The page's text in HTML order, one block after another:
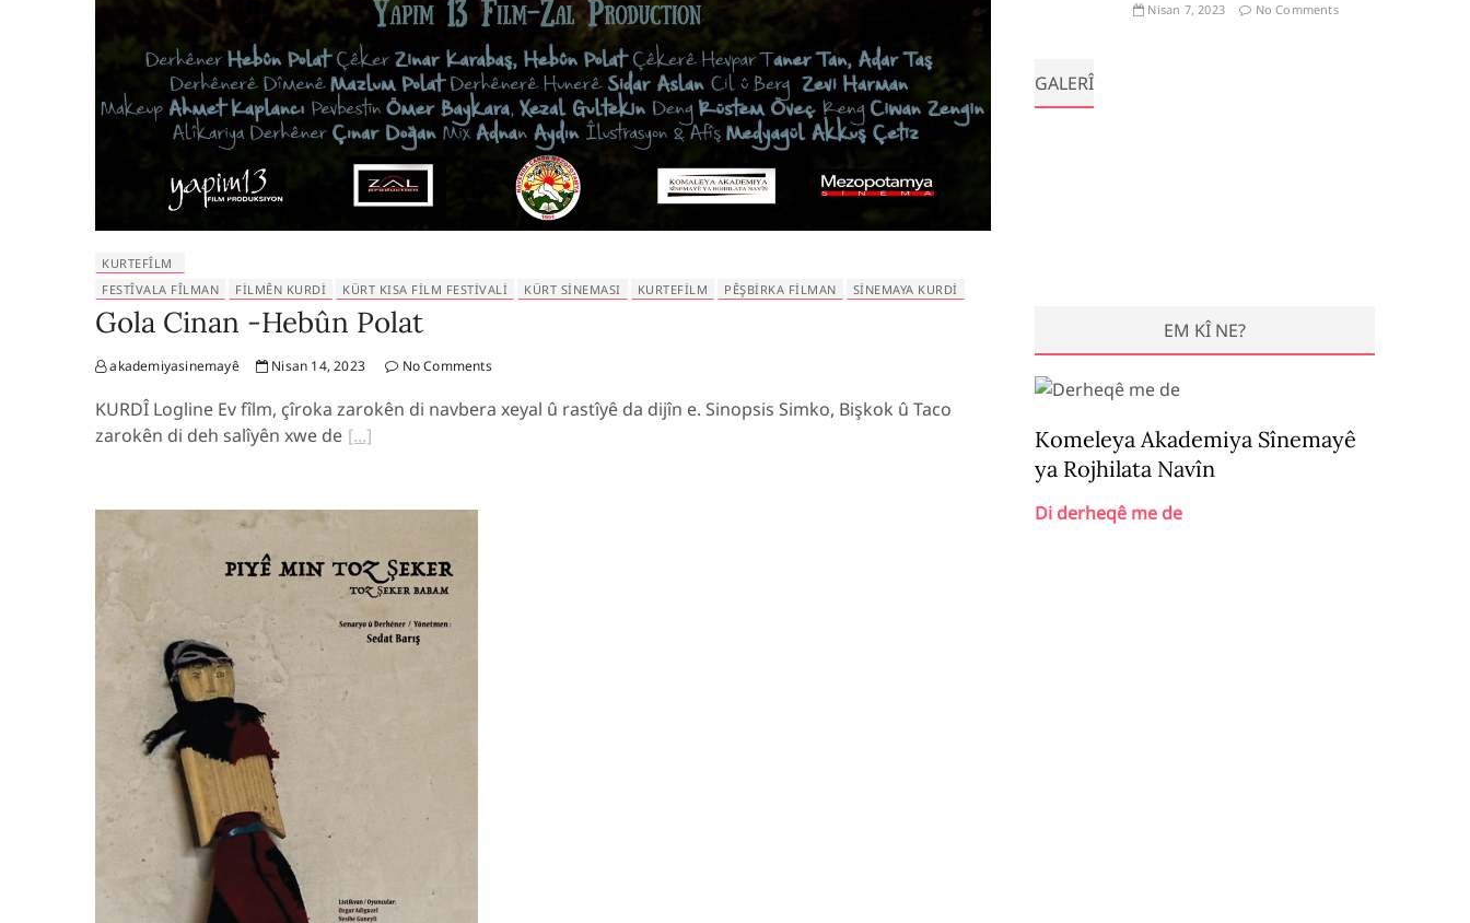
KURTEFÎLM
FESTÎVALA FÎLMAN
FILMÊN KURDI KÜRT KISA FILM FESTIVALI KÜRT SINEMASI KURTEFILM PÊŞBIRKA FILMAN SINEMAYA KURDI
Gola Cinan -Hebûn Polat
akademiyasinemayê Nisan 14, 2023 No Comments
KURDÎ Logline Ev fîlm, çîroka zarokên di navbera xeyal û rastîyê da dijîn e. Sinopsis Simko, Bişkok û Taco
zarokên di deh salîyên xwe de
Nisan 7, 2023 No Comments
GALERÎ
EM KÎ NE?
Komeleya Akademiya Sînemayê
ya Rojhilata Navîn
Di derheqê me de